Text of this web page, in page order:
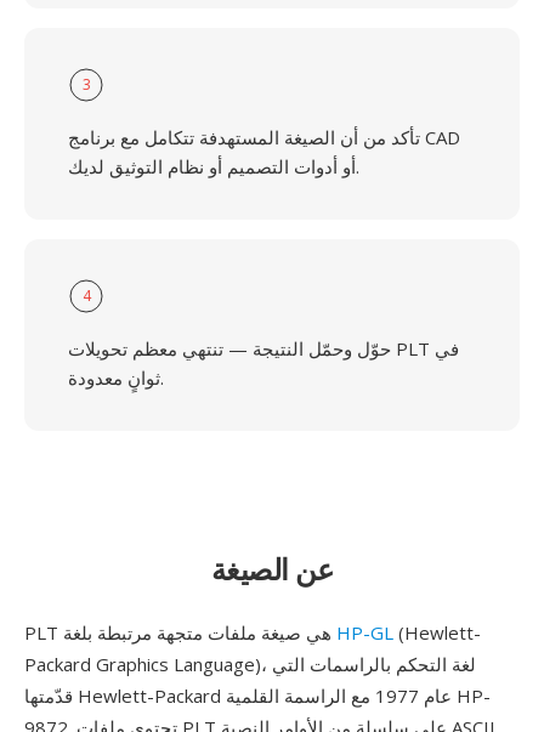
3
تأكد من أن الصيغة المستهدفة تتكامل مع برنامج CAD
أو أدوات التصميم أو نظام التوثيق لديك.
4
حوّل وحمّل النتيجة — تنتهي معظم تحويلات PLT في
ثوانٍ معدودة.
عن الصيغة
HP-GL (Hewlett-
Packard Graphics Language)، لغة التحكم بالراسمات التي
قدّمتها Hewlett-Packard عام 1977 مع الراسمة القلمية HP-
9872. تحتوي ملفات PLT على سلسلة من الأوامر النصية ASCII